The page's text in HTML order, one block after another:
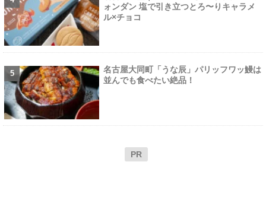
ォンダン 塩で引き立つとろ〜りキャラメ
ル×チョコ
名古屋大同町「うな辰」パリッフワッ鰻は
並んでも食べたい絶品！
PR